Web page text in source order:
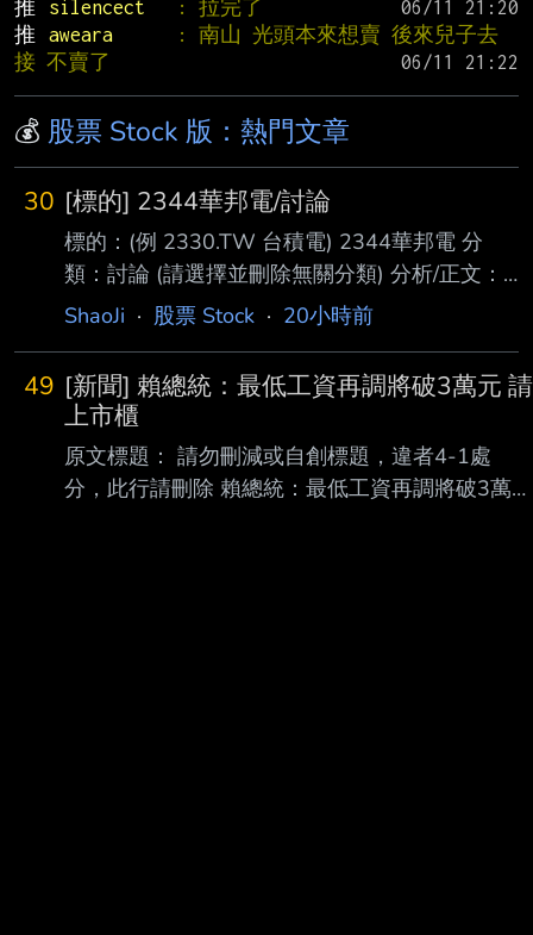
推
silencect : 拉完了
推
aweara
: 南山 光頭本來想賣 後來兒子去
接 不賣了
💰 股票 Stock 版：熱門文章
30 [標的] 2344華邦電/討論
標的：(例 2330.TW 台積電) 2344華邦電 分
類：討論 (請選擇並刪除無關分類) 分析/正文：
標的分類多已經發太多篇了 就按照之前的慣性
了-.- 之前承諾過大家 法說會開完之後要發分析
文 現在來補功課 -華邦電- 第二季增逾七成、年
增逾三倍 且毛利率一舉突破七成 較上季及去年
同期均大幅躍升 顯示產品組合優化與售價上漲
的效益正快速反映在獲利上 記憶體績效好已經
ShaoJi · 股票 Stock · 20小時前
49 [新聞] 賴總統：最低工資再調將破3萬元 請
上市櫃
原文標題： 請勿刪減或自創標題，違者4-1處
分，此行請刪除 賴總統：最低工資再調將破3萬元